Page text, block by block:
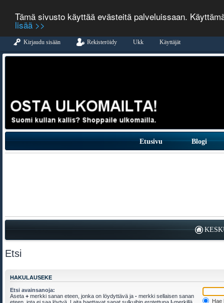
Tämä sivusto käyttää evästeitä palveluissaan.
lisää >>
Kirjaudu sisään Rekisteröidy Ukk Käyttäjät
Etusivu Blogi
Etsi
HAKULAUSEKE
Etsi avainsanoja:
Aseta + merkki sanan eteen, jonka on löydyttävä ja - merkki sellaisen sanan
eteen, jota ei saa löytyä. Laita haettavat sanat sulkuihin erotettuna |-merkillä,
Hae